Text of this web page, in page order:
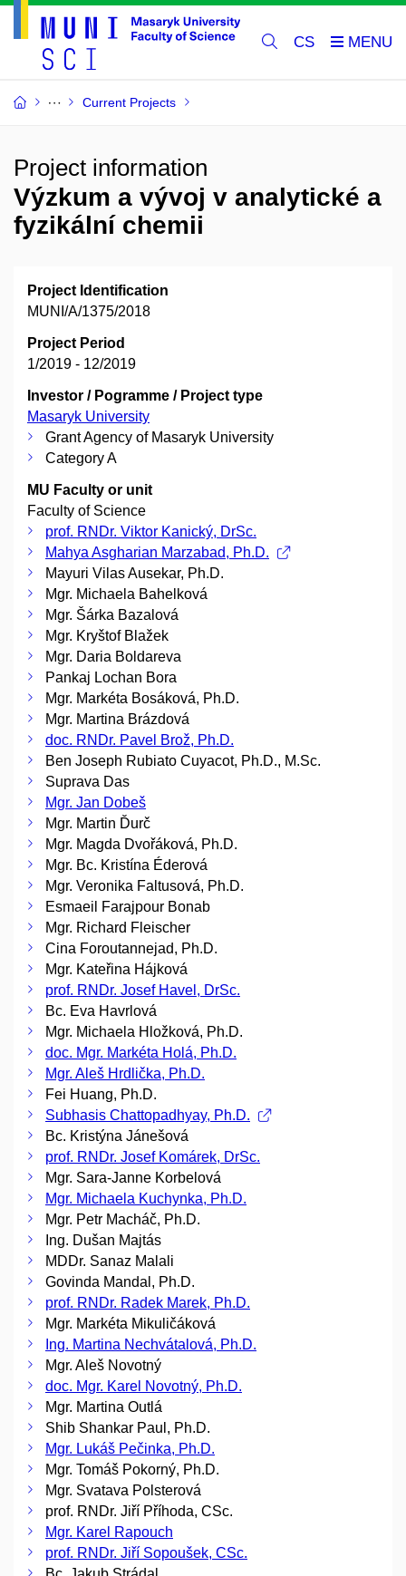
CS
Current Projects
Project information
Výzkum a vývoj v analytické a
fyzikální chemii
Project Identification
MUNI/A/1375/2018
Project Period
1/2019 - 12/2019
Investor / Pogramme / Project type
Masaryk University
Grant Agency of Masaryk University
Category A
MU Faculty or unit
Faculty of Science
prof. RNDr. Viktor Kanický, DrSc.
Mahya Asgharian Marzabad, Ph.D.
Mayuri Vilas Ausekar, Ph.D.
Mgr. Michaela Bahelková
Mgr. Šárka Bazalová
Mgr. Kryštof Blažek
Mgr. Daria Boldareva
Pankaj Lochan Bora
Mgr. Markéta Bosáková, Ph.D.
Mgr. Martina Brázdová
doc. RNDr. Pavel Brož, Ph.D.
Ben Joseph Rubiato Cuyacot, Ph.D., M.Sc.
Suprava Das
Mgr. Jan Dobeš
Mgr. Martin Ďurč
Mgr. Magda Dvořáková, Ph.D.
Mgr. Bc. Kristína Éderová
Mgr. Veronika Faltusová, Ph.D.
Esmaeil Farajpour Bonab
Mgr. Richard Fleischer
Cina Foroutannejad, Ph.D.
Mgr. Kateřina Hájková
prof. RNDr. Josef Havel, DrSc.
Bc. Eva Havrlová
Mgr. Michaela Hložková, Ph.D.
doc. Mgr. Markéta Holá, Ph.D.
Mgr. Aleš Hrdlička, Ph.D.
Fei Huang, Ph.D.
Subhasis Chattopadhyay, Ph.D.
Bc. Kristýna Jánešová
prof. RNDr. Josef Komárek, DrSc.
Mgr. Sara-Janne Korbelová
Mgr. Michaela Kuchynka, Ph.D.
Mgr. Petr Macháč, Ph.D.
Ing. Dušan Majtás
MDDr. Sanaz Malali
Govinda Mandal, Ph.D.
prof. RNDr. Radek Marek, Ph.D.
Mgr. Markéta Mikuličáková
Ing. Martina Nechvátalová, Ph.D.
Mgr. Aleš Novotný
doc. Mgr. Karel Novotný, Ph.D.
Mgr. Martina Outlá
Shib Shankar Paul, Ph.D.
Mgr. Lukáš Pečinka, Ph.D.
Mgr. Tomáš Pokorný, Ph.D.
Mgr. Svatava Polsterová
prof. RNDr. Jiří Příhoda, CSc.
Mgr. Karel Rapouch
prof. RNDr. Jiří Sopoušek, CSc.